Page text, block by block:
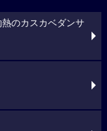
のカスカベダンサ